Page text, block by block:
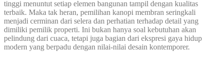
tinggi menuntut setiap elemen bangunan tampil dengan kualitas
terbaik. Maka tak heran, pemilihan kanopi membran seringkali
menjadi cerminan dari selera dan perhatian terhadap detail yang
dimiliki pemilik properti. Ini bukan hanya soal kebutuhan akan
pelindung dari cuaca, tetapi juga bagian dari ekspresi gaya hidup
modern yang berpadu dengan nilai-nilai desain kontemporer.